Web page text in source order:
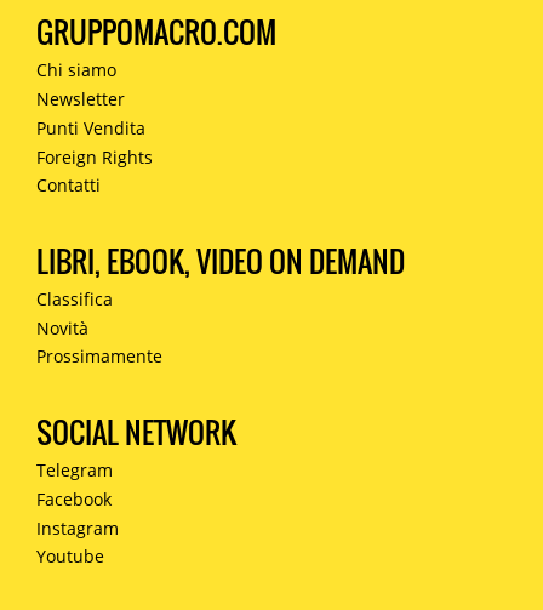
GRUPPOMACRO.COM
Chi siamo
Newsletter
Punti Vendita
Foreign Rights
Contatti
LIBRI, EBOOK, VIDEO ON DEMAND
Classifica
Novità
Prossimamente
SOCIAL NETWORK
Telegram
Facebook
Instagram
Youtube